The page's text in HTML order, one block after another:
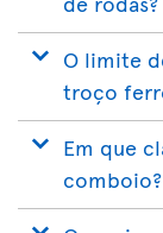
O limite
troço
Em que
comboio?